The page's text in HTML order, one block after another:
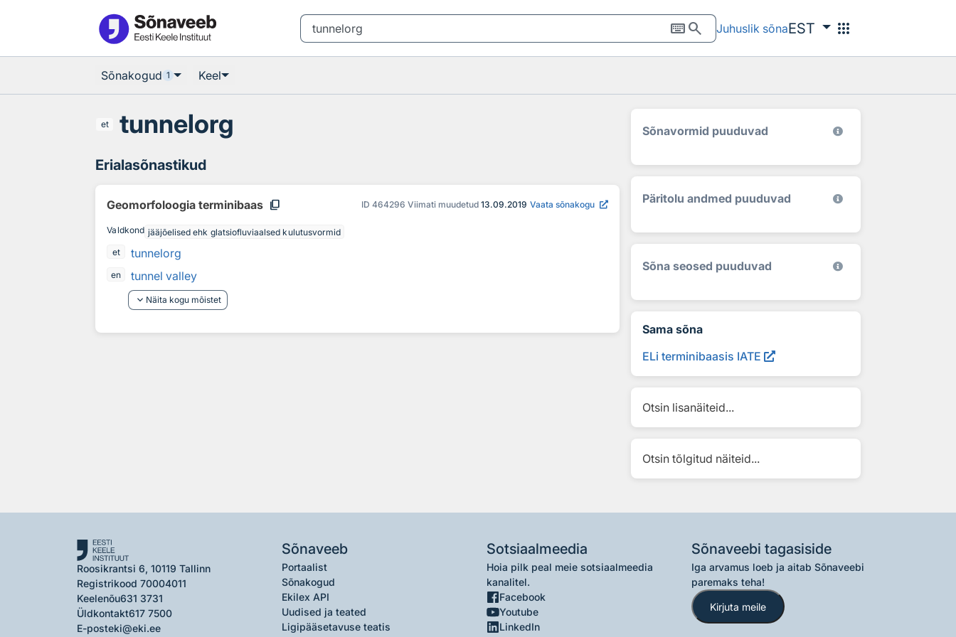
keyboardsearch Juhuslik sõnaEST apps
Sõnakogud 1 Keel
et tunnelorg
Erialasõnastikud
Geomorfoloogia terminibaas content_copy ID 464296 Viimati muudetud 13.09.2019 Vaata sõnakogu
Valdkond jääjõelised ehk glatsiofluviaalsed kulutusvormid
et
tunnelorg
en
tunnel valley
keyboard_arrow_down Näita kogu mõistet
Sõnavormid puuduvad
Päritolu andmed puuduvad
Sõna seosed puuduvad
Sama sõna
ELi terminibaasis IATE
Otsin lisanäiteid...
Otsin tõlgitud näiteid...
Roosikrantsi 6, 10119 Tallinn
Registrikood 70004011
Keelenõu631 3731
Üldkontakt617 7500
E-posteki@eki.ee
Sõnaveeb
Portaalist
Sõnakogud
Ekilex API
Uudised ja teated
Ligipääsetavuse teatis
Sotsiaalmeedia
Hoia pilk peal meie sotsiaalmeedia
kanalitel.
Facebook
Youtube
LinkedIn
Sõnaveebi tagasiside
Iga arvamus loeb ja aitab Sõnaveebi
paremaks teha!
Kirjuta meile